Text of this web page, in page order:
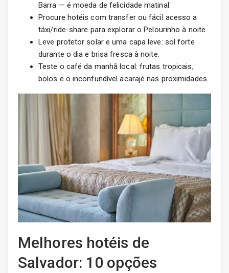
Barra — é moeda de felicidade matinal.
Procure hotéis com transfer ou fácil acesso a
táxi/ride-share para explorar o Pelourinho à noite.
Leve protetor solar e uma capa leve: sol forte
durante o dia e brisa fresca à noite.
Teste o café da manhã local: frutas tropicais,
bolos e o inconfundível acarajé nas proximidades.
Melhores hotéis de
Salvador: 10 opções